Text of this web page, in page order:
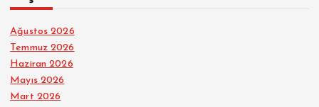
Ağustos 2026
Temmuz 2026
Haziran 2026
Mayıs 2026
Mart 2026